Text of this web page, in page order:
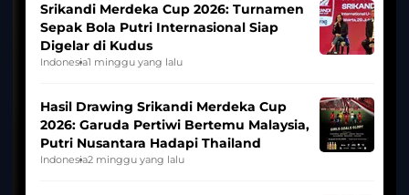
Srikandi Merdeka Cup 2026: Turnamen
Sepak Bola Putri Internasional Siap
Digelar di Kudus
Indonesia1 minggu yang lalu
Hasil Drawing Srikandi Merdeka Cup
2026: Garuda Pertiwi Bertemu Malaysia,
Putri Nusantara Hadapi Thailand
Indonesia2 minggu yang lalu